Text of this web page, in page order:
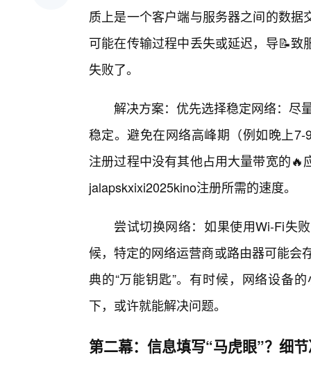
质上是一个客户端与服务器之间的数
可能在传输过程中丢失或延迟，导📝
失败了。
解决方案：优先选择稳定网络：尽
稳定。避免在网络高峰期（例如晚上
注册过程中没有其他占用大量带宽的
jalapskxixi2025kino注册所需的速度。
尝试切换网络：如果使用Wi-Fi失
候，特定的网络运营商或路由器可能会
典的“万能钥匙”。有时候，网络设备
下，或许就能解决问题。
第二幕：信息填写“马虎眼”？细